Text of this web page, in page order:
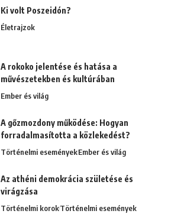
Ki volt Poszeidón?
Életrajzok
A rokoko jelentése és hatása a
művészetekben és kultúrában
Ember és világ
A gőzmozdony működése: Hogyan
forradalmasította a közlekedést?
Történelmi eseményekEmber és világ
Az athéni demokrácia születése és
virágzása
Történelmi korokTörténelmi események